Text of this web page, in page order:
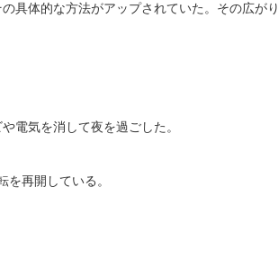
具体的な方法がアップされていた。その広が
電気を消して夜を過ごした。
再開している。